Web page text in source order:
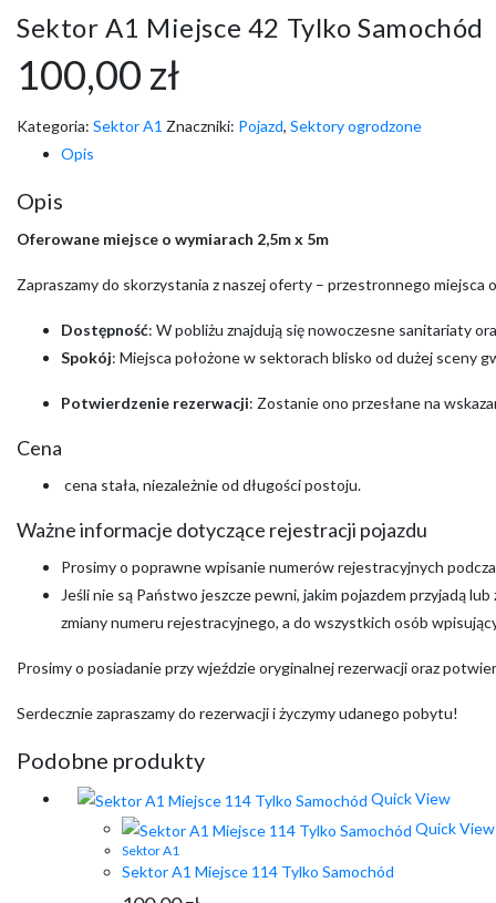
Sektor A1 Miejsce 42 Tylko Samochód
100,00 zł
Kategoria: Sektor A1 Znaczniki: Pojazd, Sektory ogrodzone
Opis
Opis
Oferowane miejsce o wymiarach 2,5m x 5m
Zapraszamy do skorzystania z naszej oferty – przestronnego miejsca
Dostępność: W pobliżu znajdują się nowoczesne sanitariaty
Spokój: Miejsca położone w sektorach blisko od dużej sceny
Potwierdzenie rezerwacji: Zostanie ono przesłane na
Cena
cena stała, niezależnie od długości postoju.
Ważne informacje dotyczące rejestracji pojazdu
Prosimy o poprawne wpisanie numerów rejestracyjnych
Jeśli nie są Państwo jeszcze pewni, jakim pojazdem przyjadą
zmiany numeru rejestracyjnego, a do wszystkich osób
Prosimy o posiadanie przy wjeździe oryginalnej rezerwacji oraz
Serdecznie zapraszamy do rezerwacji i życzymy udanego pobytu!
Podobne produkty
Quick View
Quick View
Sektor A1
Sektor A1 Miejsce 114 Tylko Samochód